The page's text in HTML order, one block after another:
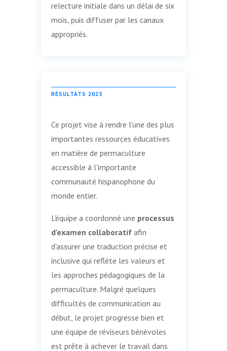
relecture initiale dans un délai de six
mois, puis diffuser par les canaux
appropriés.
RÉSULTATS 2025
Ce projet vise à rendre l'une des plus
importantes ressources éducatives
en matière de permaculture
accessible à l'importante
communauté hispanophone du
monde entier.
L'équipe a coordonné une processus
d'examen collaboratifafin
d'assurer une traduction précise et
inclusive qui reflète les valeurs et
les approches pédagogiques de la
permaculture. Malgré quelques
difficultés de communication au
début, le projet progresse bien et
une équipe de réviseurs bénévoles
est prête à achever le travail dans